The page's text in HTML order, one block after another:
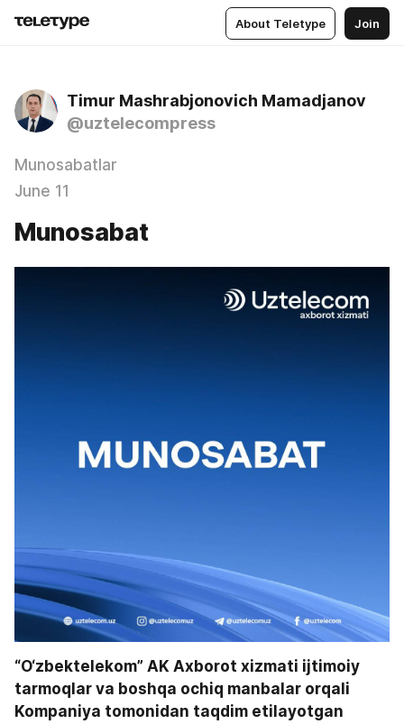
About Teletype Join
Timur Mashrabjonovich Mamadjanov
@uztelecompress
Munosabatlar
June 11
Munosabat
“O‘zbektelekom” AK Axborot xizmati ijtimoiy
tarmoqlar va boshqa ochiq manbalar orqali
Kompaniya tomonidan taqdim etilayotgan